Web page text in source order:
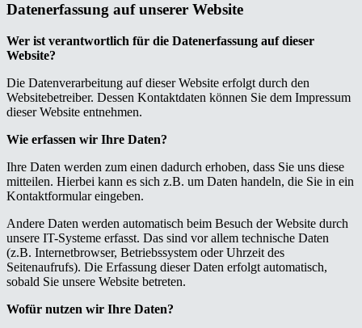
Datenerfassung auf unserer Website
Wer ist verantwortlich für die Datenerfassung auf dieser
Website?
Die Datenverarbeitung auf dieser Website erfolgt durch den
Websitebetreiber. Dessen Kontaktdaten können Sie dem Impressum
dieser Website entnehmen.
Wie erfassen wir Ihre Daten?
Ihre Daten werden zum einen dadurch erhoben, dass Sie uns diese
mitteilen. Hierbei kann es sich z.B. um Daten handeln, die Sie in ein
Kontaktformular eingeben.
Andere Daten werden automatisch beim Besuch der Website durch
unsere IT-Systeme erfasst. Das sind vor allem technische Daten
(z.B. Internetbrowser, Betriebssystem oder Uhrzeit des
Seitenaufrufs). Die Erfassung dieser Daten erfolgt automatisch,
sobald Sie unsere Website betreten.
Wofür nutzen wir Ihre Daten?